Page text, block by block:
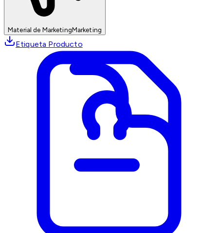
Material de MarketingMarketing
Etiqueta Producto